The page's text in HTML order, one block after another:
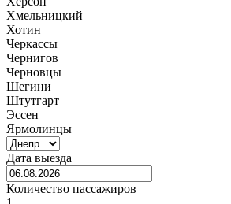
Хмельницкий
Хотин
Черкассы
Чернигов
Черновцы
Шегини
Штутгарт
Эссен
Ярмолинцы
Дата выезда
Количество пассажиров